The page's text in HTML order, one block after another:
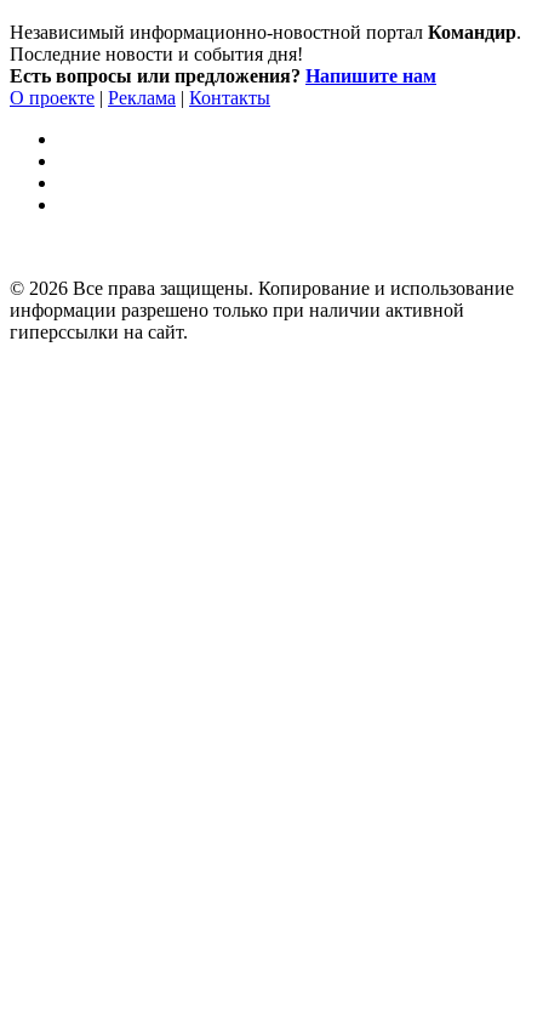
Независимый информационно-новостной портал Командир.
Последние новости и события дня!
Есть вопросы или предложения? Напишите нам
О проекте | Реклама | Контакты
© 2026 Все права защищены. Копирование и использование
информации разрешено только при наличии активной
гиперссылки на сайт.